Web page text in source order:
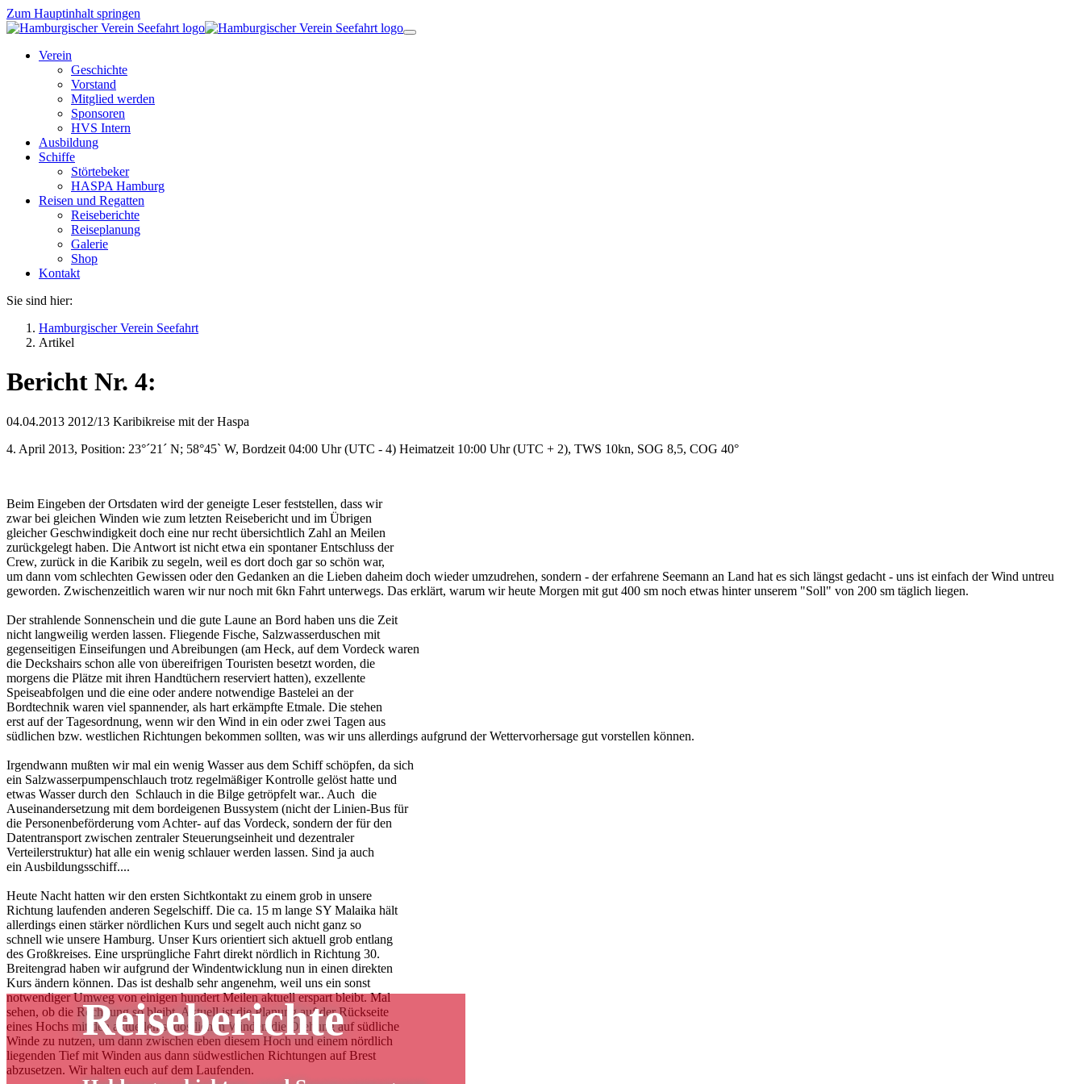
Zum Hauptinhalt springen
Verein
Geschichte
Vorstand
Mitglied werden
Sponsoren
HVS Intern
Ausbildung
Schiffe
Störtebeker
HASPA Hamburg
Reisen und Regatten
Reiseberichte
Reiseplanung
Galerie
Shop
Kontakt
Reiseberichte
Sie sind hier:
Hamburgischer Verein Seefahrt
Artikel
Bericht Nr. 4:
04.04.2013 2012/13 Karibikreise mit der Haspa
4. April 2013, Position: 23°´21´ N; 58°45` W, Bordzeit 04:00 Uhr (UTC - 4) Heimatzeit 10:00 Uhr (UTC + 2), TWS 10kn, SOG 8,5, COG 40°
Beim Eingeben der Ortsdaten wird der geneigte Leser feststellen, dass wir
zwar bei gleichen Winden wie zum letzten Reisebericht und im Übrigen
gleicher Geschwindigkeit doch eine nur recht übersichtlich Zahl an Meilen
zurückgelegt haben. Die Antwort ist nicht etwa ein spontaner Entschluss der
Crew, zurück in die Karibik zu segeln, weil es dort doch gar so schön war,
um dann vom schlechten Gewissen oder den Gedanken an die Lieben daheim doch wieder umzudrehen, sondern - der erfahrene Seemann an Land hat es sich längst gedacht - uns ist einfach der Wind untreu
geworden. Zwischenzeitlich waren wir nur noch mit 6kn Fahrt unterwegs. Das erklärt, warum wir heute Morgen mit gut 400 sm noch etwas hinter unserem "Soll" von 200 sm täglich liegen.
Der strahlende Sonnenschein und die gute Laune an Bord haben uns die Zeit
nicht langweilig werden lassen. Fliegende Fische, Salzwasserduschen mit
gegenseitigen Einseifungen und Abreibungen (am Heck, auf dem Vordeck waren
die Deckshairs schon alle von übereifrigen Touristen besetzt worden, die
morgens die Plätze mit ihren Handtüchern reserviert hatten), exzellente
Speiseabfolgen und die eine oder andere notwendige Bastelei an der
Bordtechnik waren viel spannender, als hart erkämpfte Etmale. Die stehen
erst auf der Tagesordnung, wenn wir den Wind in ein oder zwei Tagen aus
südlichen bzw. westlichen Richtungen bekommen sollten, was wir uns allerdings aufgrund der Wettervorhersage gut vorstellen können.
Irgendwann mußten wir mal ein wenig Wasser aus dem Schiff schöpfen, da sich
ein Salzwasserpumpenschlauch trotz regelmäßiger Kontrolle gelöst hatte und
etwas Wasser durch den Schlauch in die Bilge getröpfelt war.. Auch die
Auseinandersetzung mit dem bordeigenen Bussystem (nicht der Linien-Bus für
die Personenbeförderung vom Achter- auf das Vordeck, sondern der für den
Datentransport zwischen zentraler Steuerungseinheit und dezentraler
Verteilerstruktur) hat alle ein wenig schlauer werden lassen. Sind ja auch
ein Ausbildungsschiff....
Heute Nacht hatten wir den ersten Sichtkontakt zu einem grob in unsere
Richtung laufenden anderen Segelschiff. Die ca. 15 m lange SY Malaika hält
allerdings einen stärker nördlichen Kurs und segelt auch nicht ganz so
schnell wie unsere Hamburg. Unser Kurs orientiert sich aktuell grob entlang
des Großkreises. Eine ursprüngliche Fahrt direkt nördlich in Richtung 30.
Breitengrad haben wir aufgrund der Windentwicklung nun in einen direkten
Kurs ändern können. Das ist deshalb sehr angenehm, weil uns ein sonst
notwendiger Umweg von einigen hundert Meilen aktuell erspart bleibt. Mal
sehen, ob die Rechnung so bleibt. Aktuell ist die Planung auf der Rückseite
eines Hochs mit den aktuellen südöstlichen Winden die Drehung auf südliche
Winde zu nutzen, um dann zwischen eben diesem Hoch und einem nördlich
liegenden Tief mit Winden aus dann südwestlichen Richtungen auf Brest
abzusetzen. Wir halten euch auf dem Laufenden.